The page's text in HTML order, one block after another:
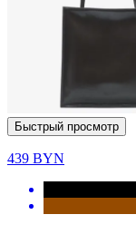
Быстрый просмотр
439 BYN